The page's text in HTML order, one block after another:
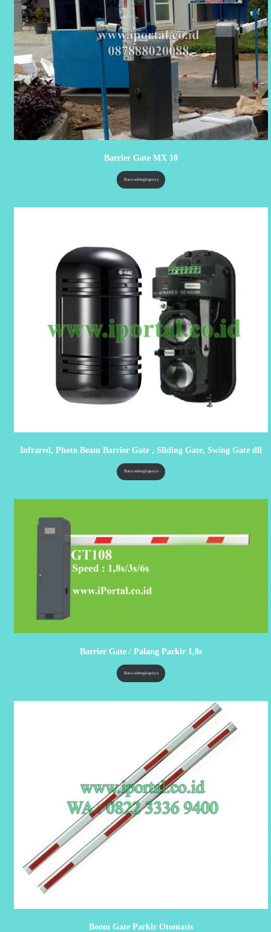
Barrier Gate MX 10
Baca selengkapnya
Infrared, Photo Beam Barrier Gate , Sliding Gate, Swing Gate dll
Baca selengkapnya
Barrier Gate / Palang Parkir 1,8s
Baca selengkapnya
Boom Gate Parkir Otomatis